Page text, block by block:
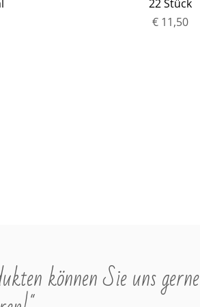
22 Stück
€ 11,50
P
können Sie uns gerne